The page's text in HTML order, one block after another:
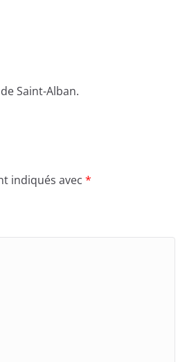
Saint-Alban.
indiqués avec *